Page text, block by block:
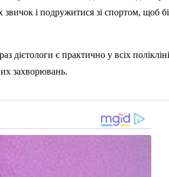
звичок і подружитися зі спортом, щоб
дієтологи є практично у всіх
захворювань.